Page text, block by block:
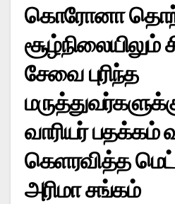
கொரோனா
சூழ்நிலையிலும்
சேவை புரிந்த
வாரியர் பதக்கம்
கெளரவித்த
அரிமா சங்கம்